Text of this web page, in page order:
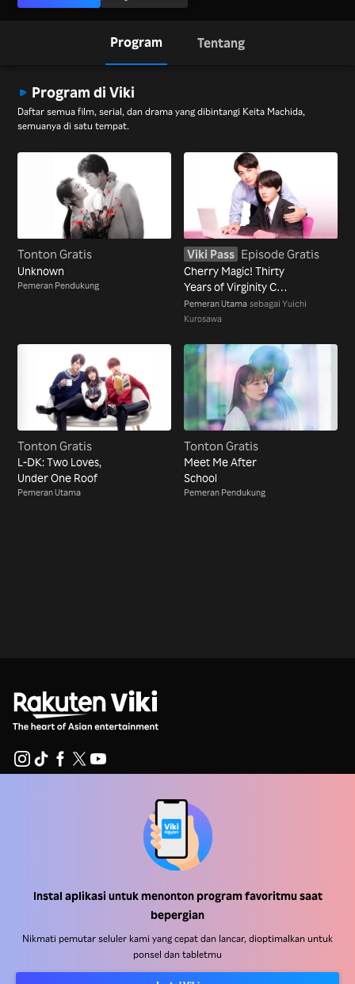
Instal aplikasi untuk menonton program favoritmu saat
bepergian
Nikmati pemutar seluler kami yang cepat dan lancar, dioptimalkan untuk
ponsel dan tabletmu
Program Tentang
Program di Viki
Daftar semua film, serial, dan drama yang dibintangi Keita Machida,
semuanya di satu tempat.
Tonton Gratis
Unknown
Pemeran Pendukung
Viki Pass Episode Gratis
Cherry Magic! Thirty
Years of Virginity Can
Make You a Wizard?!
Pemeran Utama sebagai Yuichi
Kurosawa
Tonton Gratis
L-DK: Two Loves,
Under One Roof
Pemeran Utama
Tonton Gratis
Meet Me After
School
Pemeran Pendukung
Pengiklan